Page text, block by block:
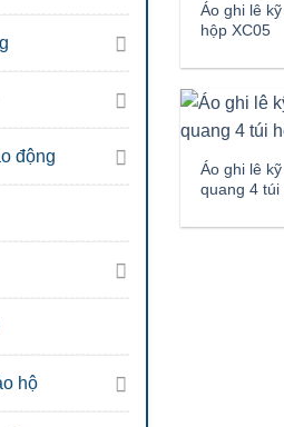
động
hộ
Áo ghi lê
hộp XC05
Áo ghi lê
quang 4 túi